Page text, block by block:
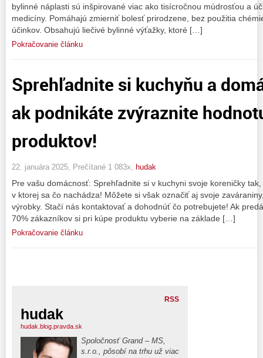
bylinné náplasti sú inšpirované viac ako tisícročnou múdrosťou a
medicíny. Pomáhajú zmierniť bolesť prirodzene, bez použitia
účinkov. Obsahujú liečivé bylinné výťažky, ktoré […]
Pokračovanie článku
Sprehľadnite si kuchyňu a
ak podnikáte zvýraznite
produktov!
22. januára 2025, Prečítané 1 083x, hudak
Pre vašu domácnosť: Sprehľadnite si v kuchyni svoje koreničky
v ktorej sa čo nachádza! Môžete si však označiť aj svoje
výrobky. Stačí nás kontaktovať a dohodnúť čo potrebujete! Ak
70% zákazníkov si pri kúpe produktu vyberie na základe […]
Pokračovanie článku
RSS
hudak
hudak.blog.pravda.sk
Spoločnosť Grand – MS,
s.r.o., pôsobí na trhu už viac